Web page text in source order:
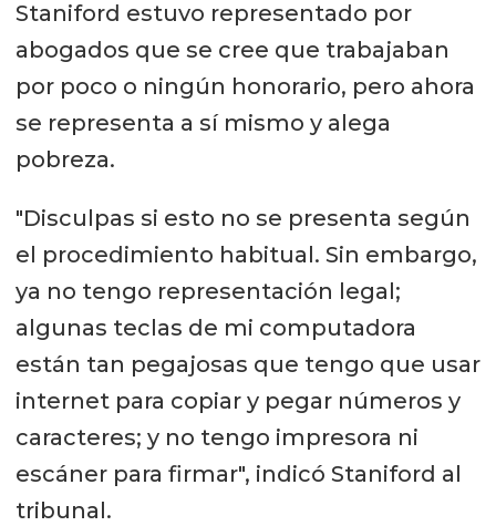
Staniford estuvo representado por
abogados que se cree que trabajaban
por poco o ningún honorario, pero ahora
se representa a sí mismo y alega
pobreza.
"Disculpas si esto no se presenta según
el procedimiento habitual. Sin embargo,
ya no tengo representación legal;
algunas teclas de mi computadora
están tan pegajosas que tengo que usar
internet para copiar y pegar números y
caracteres; y no tengo impresora ni
escáner para firmar", indicó Staniford al
tribunal.